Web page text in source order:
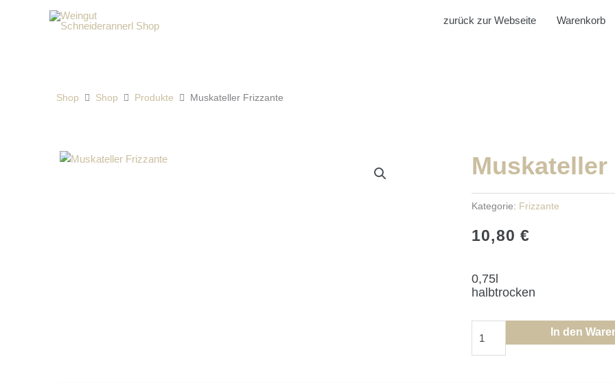
zurück zur Webseite Warenkorb
Shop Shop Produkte Muskateller Frizzante
Muskateller
Kategorie: Frizzante
10,80€
0,75l
halbtrocken
Frizzante
In den